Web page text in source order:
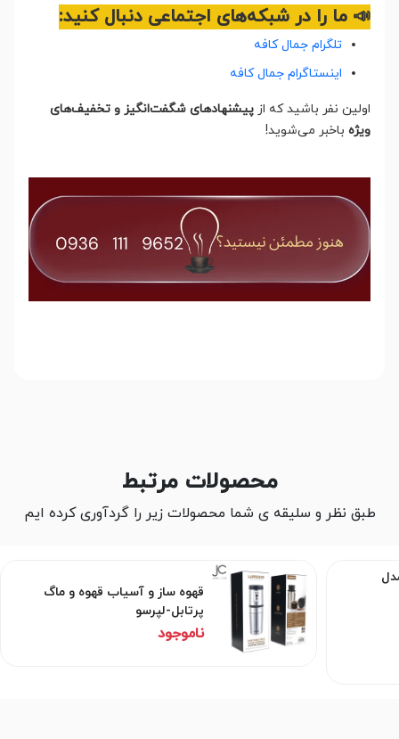
📣 ما را در شبکه‌های اجتماعی دنبال کنید:
تلگرام جمال کافه
اینستاگرام جمال کافه
اولین نفر باشید که از پیشنهادهای شگفت‌انگیز و تخفیف‌های
ویژه باخبر می‌شوید!
محصولات مرتبط
طبق نظر و سلیقه ی شما محصولات زیر را گردآوری کرده ایم
قهوه ساز و آسیاب قهوه و ماگ
پرتابل-لپرسو
ناموجود